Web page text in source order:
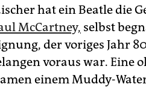
hat ein Beatle die
McCartney, selbst
der voriges Jahr
voraus war. Eine
einem Muddy-